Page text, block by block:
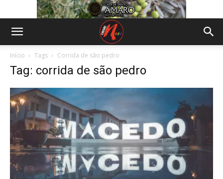
Início Tags Corrida de são pedro
Tag: corrida de são pedro